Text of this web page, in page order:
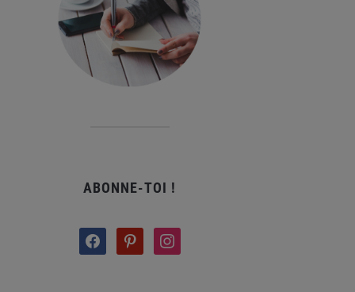
ABONNE-TOI !
facebookpinterestinstagram